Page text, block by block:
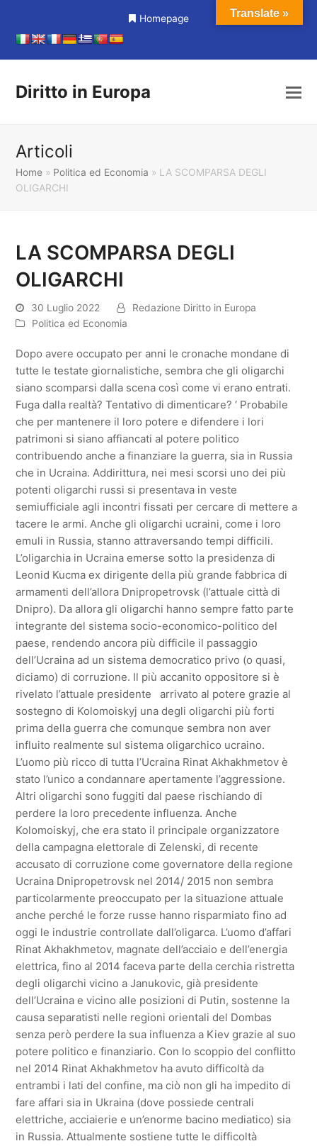
Homepage
Diritto in Europa
Articoli
Home » Politica ed Economia » LA SCOMPARSA DEGLI
OLIGARCHI
LA SCOMPARSA DEGLI
OLIGARCHI
30 Luglio 2022
Redazione Diritto in Europa
Politica ed Economia
Dopo avere occupato per anni le cronache mondane di
tutte le testate giornalistiche, sembra che gli oligarchi
siano scomparsi dalla scena così come vi erano entrati.
Fuga dalla realtà? Tentativo di dimenticare? ‘ Probabile
che per mantenere il loro potere e difendere i lori
patrimoni si siano affiancati al potere politico
contribuendo anche a finanziare la guerra, sia in Russia
che in Ucraina. Addirittura, nei mesi scorsi uno dei più
potenti oligarchi russi si presentava in veste
semiufficiale agli incontri fissati per cercare di mettere a
tacere le armi. Anche gli oligarchi ucraini, come i loro
emuli in Russia, stanno attraversando tempi difficili.
L’oligarchia in Ucraina emerse sotto la presidenza di
Leonid Kucma ex dirigente della più grande fabbrica di
armamenti dell’allora Dnipropetrovsk (l’attuale città di
Dnipro). Da allora gli oligarchi hanno sempre fatto parte
integrante del sistema socio-economico-politico del
paese, rendendo ancora più difficile il passaggio
dell’Ucraina ad un sistema democratico privo (o quasi,
diciamo) di corruzione. Il più accanito oppositore si è
rivelato l’attuale presidente arrivato al potere grazie al
sostegno di Kolomoiskyj una degli oligarchi più forti
prima della guerra che comunque sembra non aver
influito realmente sul sistema oligarchico ucraino.
L’uomo più ricco di tutta l’Ucraina Rinat Akhakhmetov è
stato l’unico a condannare apertamente l’aggressione.
Altri oligarchi sono fuggiti dal paese rischiando di
perdere la loro precedente influenza. Anche
Kolomoiskyj, che era stato il principale organizzatore
della campagna elettorale di Zelenski, di recente
accusato di corruzione come governatore della regione
Ucraina Dnipropetrovsk nel 2014/ 2015 non sembra
particolarmente preoccupato per la situazione attuale
anche perché le forze russe hanno risparmiato fino ad
oggi le industrie controllate dall’oligarca. L’uomo d’affari
Rinat Akhakhmetov, magnate dell’acciaio e dell’energia
elettrica, fino al 2014 faceva parte della cerchia ristretta
degli oligarchi vicino a Janukovic, già presidente
dell’Ucraina e vicino alle posizioni di Putin, sostenne la
causa separatisti nelle regioni orientali del Dombas
senza però perdere la sua influenza a Kiev grazie al suo
potere politico e finanziario. Con lo scoppio del conflitto
nel 2014 Rinat Akhakhmetov ha avuto difficoltà da
entrambi i lati del confine, ma ciò non gli ha impedito di
fare affari sia in Ukraina (dove possiede centrali
elettriche, acciaierie e un’enorme bacino mediatico) sia
in Russia. Attualmente sostiene tutte le difficoltà
Translate »